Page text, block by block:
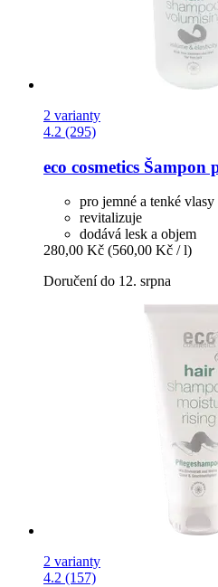
2 varianty
4.2 (295)
eco cosmetics Šampon
pro jemné a tenké vlasy
revitalizuje
dodává lesk a objem
280,00 Kč (560,00 Kč / l)
Doručení do 12. srpna
2 varianty
4.2 (157)